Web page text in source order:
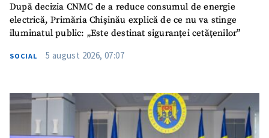
După decizia CNMC de a reduce consumul de energie
electrică, Primăria Chișinău explică de ce nu va stinge
iluminatul public: „Este destinat siguranței cetățenilor”
SOCIAL 5 august 2026, 07:07